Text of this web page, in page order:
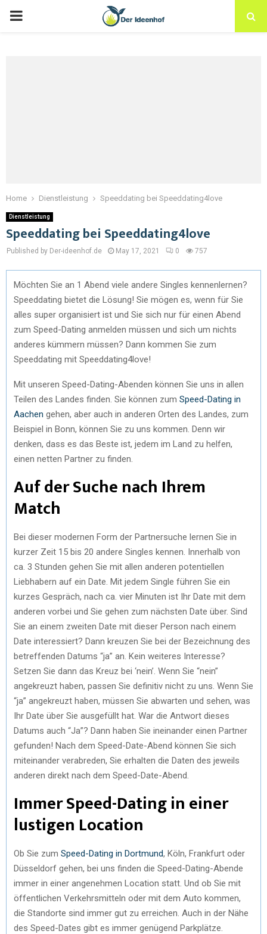
Home Dienstleistung Speeddating bei Speeddating4love
Dienstleistung
Speeddating bei Speeddating4love
Published by Der-ideenhof.de May 17, 2021 0 757
Möchten Sie an 1 Abend viele andere Singles kennenlernen?
Speeddating bietet die Lösung! Sie mögen es, wenn für Sie
alles super organisiert ist und Sie sich nur für einen Abend
zum Speed-Dating anmelden müssen und sich um nichts
anderes kümmern müssen? Dann kommen Sie zum
Speeddating mit Speeddating4love!
Mit unseren Speed-Dating-Abenden können Sie uns in allen
Teilen des Landes finden. Sie können zum Speed-Dating in
Aachen gehen, aber auch in anderen Orten des Landes, zum
Beispiel in Bonn, können Sie zu uns kommen. Denn wir
denken, dass es das Beste ist, jedem im Land zu helfen,
einen netten Partner zu finden.
Auf der Suche nach Ihrem
Match
Bei dieser modernen Form der Partnersuche lernen Sie in
kurzer Zeit 15 bis 20 andere Singles kennen. Innerhalb von
ca. 3 Stunden gehen Sie mit allen anderen potentiellen
Liebhabern auf ein Date. Mit jedem Single führen Sie ein
kurzes Gespräch, nach ca. vier Minuten ist Ihr Date mit dem
anderen vorbei und Sie gehen zum nächsten Date über. Sind
Sie an einem zweiten Date mit dieser Person nach einem
Date interessiert? Dann kreuzen Sie bei der Bezeichnung des
betreffenden Datums “ja” an. Kein weiteres Interesse?
Setzen Sie dann das Kreuz bei ‘nein’. Wenn Sie “nein”
angekreuzt haben, passen Sie definitiv nicht zu uns. Wenn Sie
“ja” angekreuzt haben, müssen Sie abwarten und sehen, was
Ihr Date über Sie ausgefüllt hat. War die Antwort dieses
Datums auch “Ja”? Dann haben Sie ineinander einen Partner
gefunden! Nach dem Speed-Date-Abend können Sie sich
miteinander verabreden, Sie erhalten die Daten des jeweils
anderen direkt nach dem Speed-Date-Abend.
Immer Speed-Dating in einer
lustigen Location
Ob Sie zum Speed-Dating in Dortmund, Köln, Frankfurt oder
Düsseldorf gehen, bei uns finden die Speed-Dating-Abende
immer in einer angenehmen Location statt. Und ob Sie mit
öffentlichen Verkehrsmitteln oder mit dem Auto kommen,
die Standorte sind immer gut zu erreichen. Auch in der Nähe
des Speed-Dates gibt es immer genügend Parkplätze.